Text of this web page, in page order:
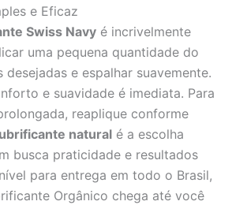
e Eficaz
Swiss Navy é incrivelmente
uma pequena quantidade do
desejadas e espalhar suavemente.
e suavidade é imediata. Para
reaplique conforme
natural é a escolha
busca praticidade e resultados
para entrega em todo o Brasil,
Orgânico chega até você